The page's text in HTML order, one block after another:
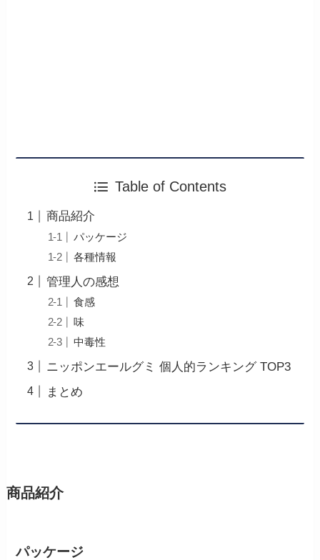
Table of Contents
商品紹介
パッケージ
各種情報
管理人の感想
食感
味
中毒性
ニッポンエールグミ 個人的ランキング TOP3
まとめ
商品紹介
パッケージ